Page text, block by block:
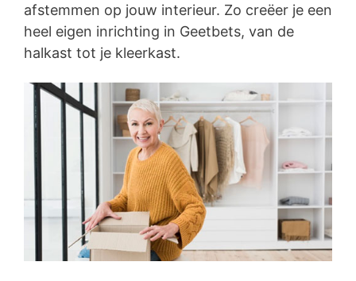
afstemmen op jouw interieur. Zo creëer je een
heel eigen inrichting in Geetbets, van de
halkast tot je kleerkast.